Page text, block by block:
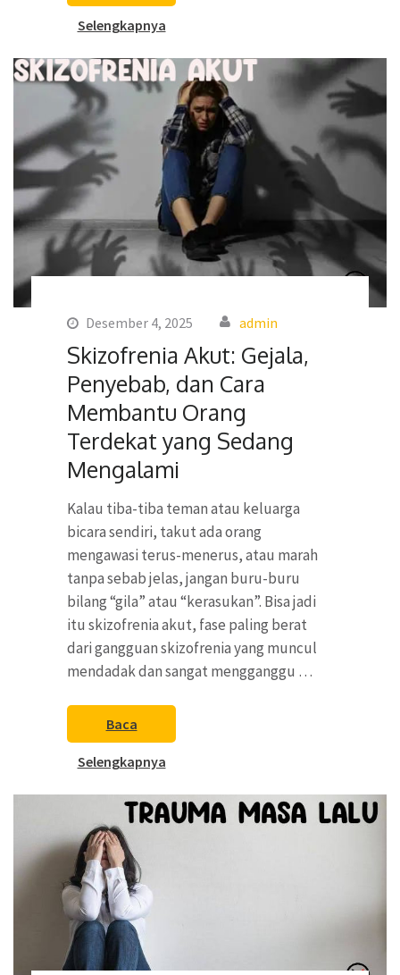
Selengkapnya
Desember 4, 2025 admin
Skizofrenia Akut: Gejala,
Penyebab, dan Cara
Membantu Orang
Terdekat yang Sedang
Mengalami
Kalau tiba-tiba teman atau keluarga
bicara sendiri, takut ada orang
mengawasi terus-menerus, atau marah
tanpa sebab jelas, jangan buru-buru
bilang “gila” atau “kerasukan”. Bisa jadi
itu skizofrenia akut, fase paling berat
dari gangguan skizofrenia yang muncul
mendadak dan sangat mengganggu …
Baca
Selengkapnya